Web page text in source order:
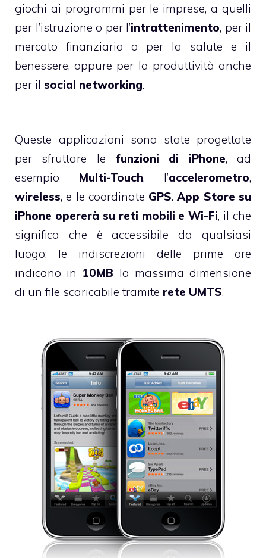
giochi ai programmi per le imprese, a quelli
per l’istruzione o per l’intrattenimento, per il
mercato finanziario o per la salute e il
benessere, oppure per la produttività anche
per il social networking.
Queste applicazioni sono state progettate
per sfruttare le funzioni di iPhone, ad
esempio Multi-Touch, l’accelerometro,
wireless, e le coordinate GPS.App Store su
iPhone opererà su reti mobili e Wi-Fi, il che
significa che è accessibile da qualsiasi
luogo: le indiscrezioni delle prime ore
indicano in 10MB la massima dimensione
di un file scaricabile tramite rete UMTS.